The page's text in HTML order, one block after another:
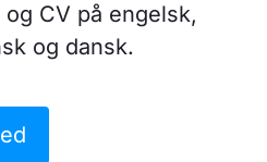
CV på engelsk,
og dansk.